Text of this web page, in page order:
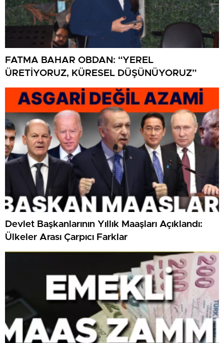
FATMA BAHAR OBDAN: “YEREL
ÜRETİYORUZ, KÜRESEL DÜŞÜNÜYORUZ”
Devlet Başkanlarının Yıllık Maaşları Açıklandı:
Ülkeler Arası Çarpıcı Farklar